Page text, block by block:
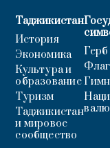
Таджикистан
История
Экономика
Культура и
образование
Туризм
Таджикистан
и мировое
сообщество
Герб
Флаг
Гимн